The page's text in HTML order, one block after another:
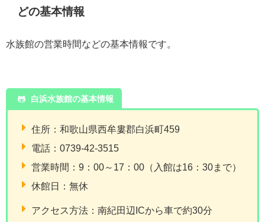
どの基本情報
水族館の営業時間などの基本情報です。
白浜水族館の基本情報
住所：和歌山県西牟婁郡白浜町459
電話：0739-42-3515
営業時間：9：00～17：00（入館は16：30まで）
休館日：無休
アクセス方法：南紀田辺ICから車で約30分